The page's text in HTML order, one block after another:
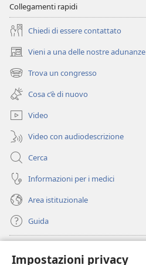
Impostazioni privacy
Collegamenti rapidi
Chiedi di essere contattato
Vieni a una delle nostre adunanze
(apre
una
nuova
finestra)
Trova un congresso
(apre
una
nuova
finestra)
Cosa c’è di nuovo
Video
Video con audiodescrizione
Cerca
Informazioni per i medici
Area istituzionale
Guida
(apre